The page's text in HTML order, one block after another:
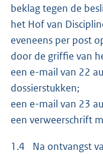
beklag tegen de
het Hof van
eveneens per post
door de griffie van
een e-mail van 22
dossierstukken;
een e-mail van 23
een verweerschrift
1.4 Na ontvangst